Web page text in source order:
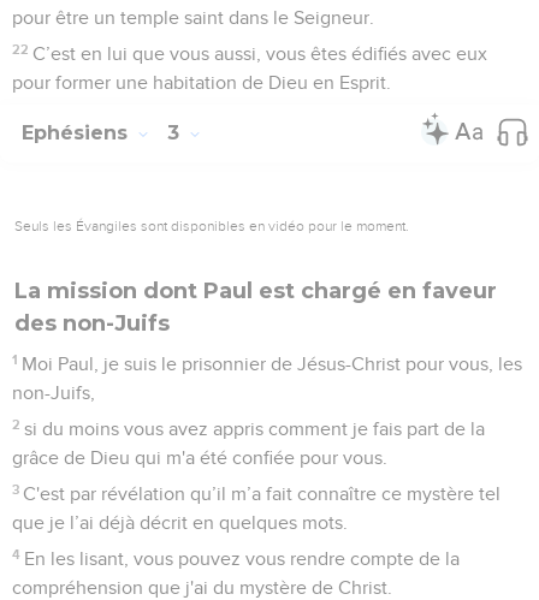
pour être un temple saint dans le Seigneur.
22 C’est en lui que vous aussi, vous êtes édifiés avec eux
pour former une habitation de Dieu en Esprit.
Ephésiens 3
Seuls les Évangiles sont disponibles en vidéo pour le moment.
La mission dont Paul est chargé en faveur
des non-Juifs
1 Moi Paul, je suis le prisonnier de Jésus-Christ pour vous, les
non-Juifs,
2 si du moins vous avez appris comment je fais part de la
grâce de Dieu qui m'a été confiée pour vous.
3 C'est par révélation qu’il m’a fait connaître ce mystère tel
que je l’ai déjà décrit en quelques mots.
4 En les lisant, vous pouvez vous rendre compte de la
compréhension que j'ai du mystère de Christ.